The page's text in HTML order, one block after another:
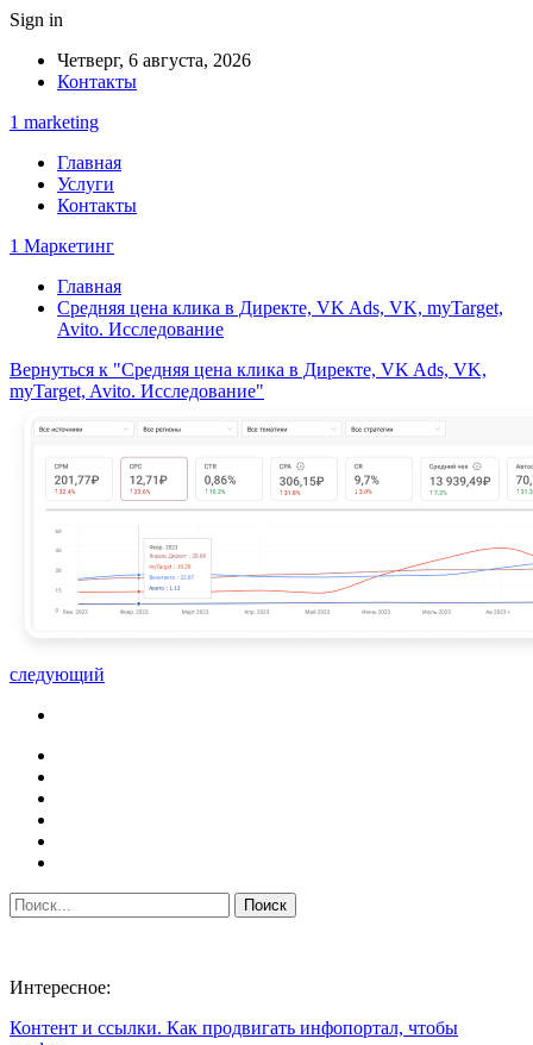
Sign in
Четверг, 6 августа, 2026
Контакты
1 marketing
Главная
Услуги
Контакты
1 Маркетинг
Главная
Средняя цена клика в Директе, VK Ads, VK, myTarget,
Avito. Исследование
Вернуться к "Средняя цена клика в Директе, VK Ads, VK,
myTarget, Avito. Исследование"
следующий
Интересное:
Контент и ссылки. Как продвигать инфопортал, чтобы